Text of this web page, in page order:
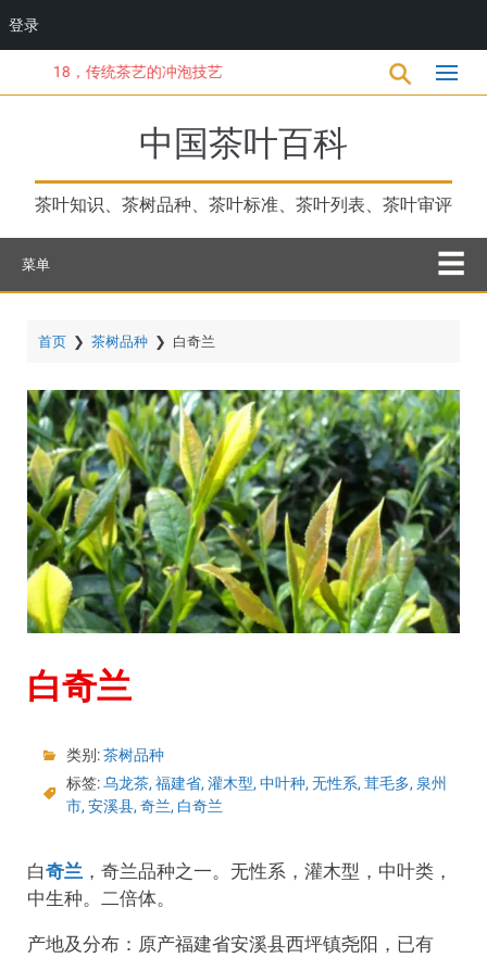
到
18，传统茶艺的冲泡技艺
中国茶叶百科
茶叶知识、茶树品种、茶叶标准、茶叶列表、茶叶审评
菜单
首页 ❯ 茶树品种 ❯ 白奇兰
白奇兰
类别:茶树品种
标签:乌龙茶, 福建省, 灌木型, 中叶种, 无性系, 茸毛多, 泉州
市, 安溪县, 奇兰, 白奇兰
白奇兰 ，奇兰品种之一。无性系，灌木型，中叶类，
中生种。二倍体。
产地及分布：原产福建省安溪县西坪镇尧阳，已有
登录